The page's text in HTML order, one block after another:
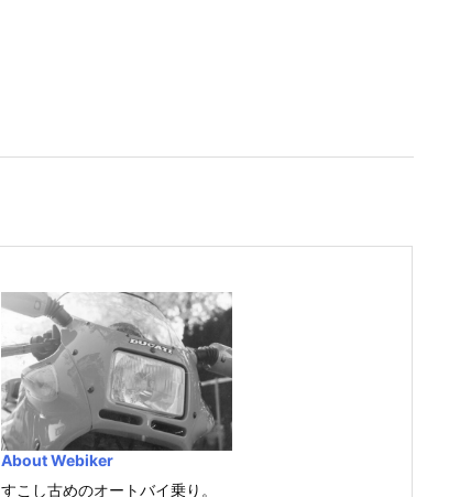
About Webiker
すこし古めのオートバイ乗り。